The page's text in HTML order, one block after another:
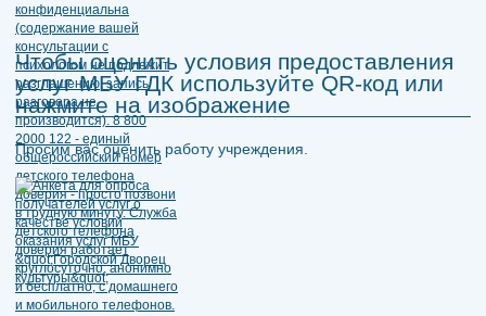
Чтобы оценить условия предоставления
услуг МБУ ГДК используйте QR-код или
нажмите на изображение
Просим вас оценить работу учреждения.